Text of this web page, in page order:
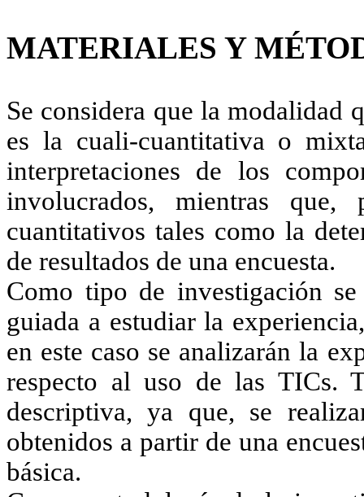
MATERIALES Y
Se considera que la modalidad
es la cuali-cuantitativa o
interpretaciones de los
involucrados, mientras
cuantitativos tales como la
de resultados de una encuesta.
Como tipo de investigación
guiada a estudiar la
en este caso se analizarán la
respecto al uso de las TICs.
descriptiva, ya que, se
obtenidos a partir de una
básica.